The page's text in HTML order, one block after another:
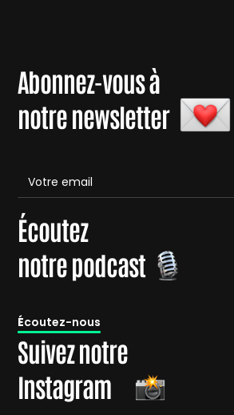
Abonnez-vous à
notre newsletter
Écoutez
notre podcast
Écoutez-nous
Suivez notre
Instagram